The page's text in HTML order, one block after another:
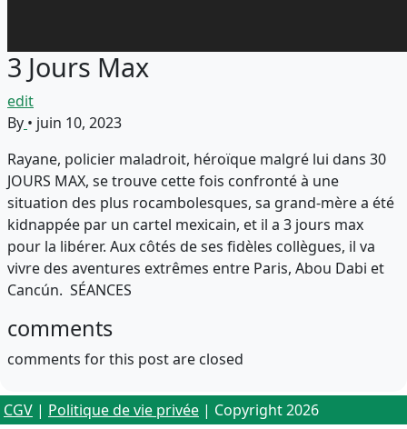
3 Jours Max
edit
By • juin 10, 2023
Rayane, policier maladroit, héroïque malgré lui dans 30
JOURS MAX, se trouve cette fois confronté à une
situation des plus rocambolesques, sa grand-mère a été
kidnappée par un cartel mexicain, et il a 3 jours max
pour la libérer. Aux côtés de ses fidèles collègues, il va
vivre des aventures extrêmes entre Paris, Abou Dabi et
Cancún. SÉANCES
comments
comments for this post are closed
CGV | Politique de vie privée | Copyright 2026